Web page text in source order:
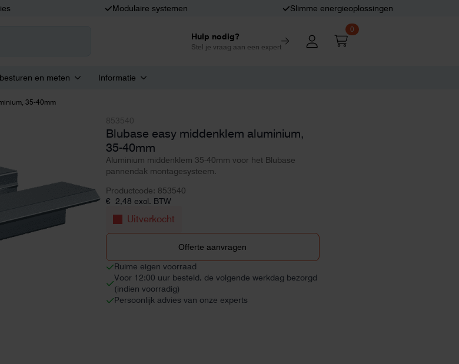
Modulaire systemen Slimme energieoplossingen
Hulp nodig?
Stel je vraag aan een expert
0
en meten Informatie
35-40mm
Blubase easy middenklem aluminium,
35-40mm
Aluminium middenklem 35-40mm voor het Blubase
pannendak montagesysteem.
Productcode: 853540
€ 2,48 excl. BTW
Uitverkocht
Offerte aanvragen
Ruime eigen voorraad
Voor 12:00 uur besteld, de volgende werkdag bezorgd
(indien voorradig)
Persoonlijk advies van onze experts